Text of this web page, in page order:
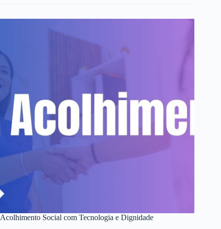
Acolhimento Social com Tecnologia e Dignidade